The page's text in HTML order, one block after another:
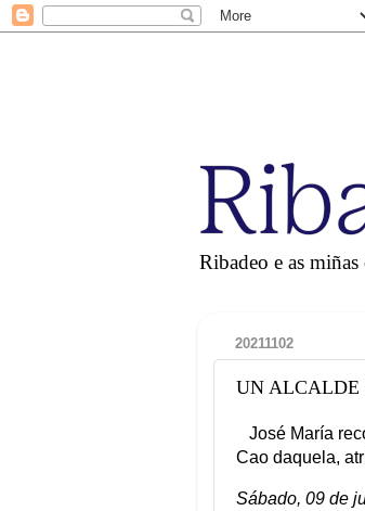
Ribadeo e as
20211102
UN ALCALDE
José María
Cao daquela,
Sábado, 09 de